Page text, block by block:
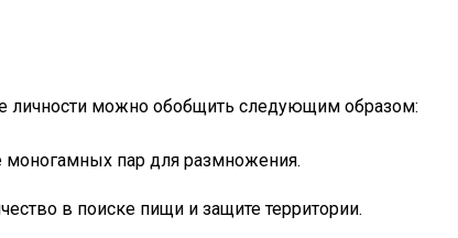
личности можно обобщить следующим образом:
моногамных пар для размножения.
в поиске пищи и защите территории.